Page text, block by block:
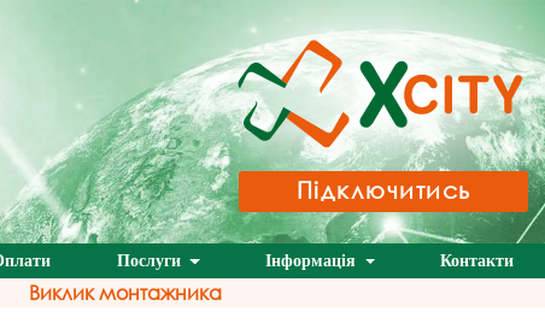
Підключитись
Послуги Інформація Контакти
Виклик монтажника